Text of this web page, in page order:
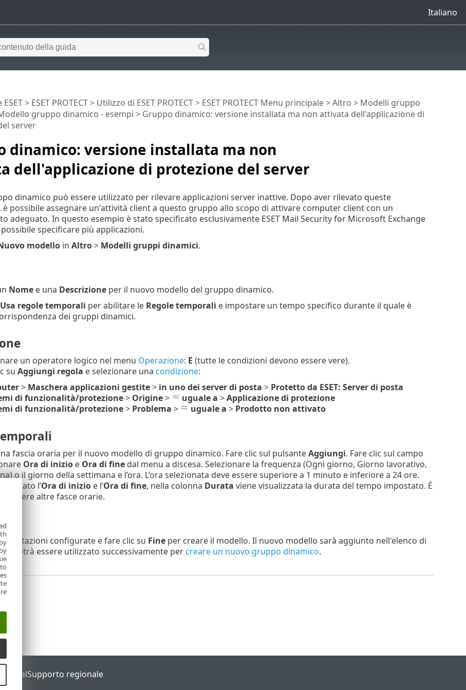
Italiano
dinamico: versione installata ma non
dell'applicazione di protezione del server
> ESET PROTECT> Utilizzo di ESET PROTECT> ESET PROTECT Menu principale>Altro > Modelli gruppo
gruppo dinamico - esempi > Gruppo dinamico: versione installata ma non attivata dell'applicazione di
server
dinamico può essere utilizzato per rilevare applicazioni server inattive. Dopo aver rilevato queste
è possibile assegnare un'attività client a questo gruppo allo scopo di attivare computer client con un
adeguato. In questo esempio è stato specificato esclusivamente ESET Mail Security for Microsoft Exchange
specificare più applicazioni.
modelloin Altro> Modelli gruppi dinamici.
Nomee una Descrizione per il nuovo modello del gruppo dinamico.
Usa regole temporali per abilitare le Regole temporali e impostare un tempo specifico durante il quale è
dei gruppi dinamici.
un operatore logico nel menu Operazione: E (tutte le condizioni devono essere vere).
su Aggiungi regola e selezionare una condizione:
> Maschera applicazioni gestite> in uno dei server di posta > Protetto da ESET: Server di posta
di funzionalità/protezione> Origine> uguale a >Applicazione di protezione
di funzionalità/protezione> Problema > uguale a > Prodotto non attivato
fascia oraria per il nuovo modello di gruppo dinamico. Fare clic sul pulsanteAggiungi. Fare clic sul campo
Ora di inizioe Ora di finedal menu a discesa. Selezionare la frequenza (Ogni giorno, Giorno lavorativo,
o il giorno della settimana e l’ora. L’ora selezionata deve essere superiore a 1 minuto e inferiore a 24 ore.
l’Ora di inizioe l’Ora di fine, nella colonna Durata viene visualizzata la durata del tempo impostato. È
altre fasce orarie.
configurate e fare clic su Fineper creare il modello. Il nuovo modello sarà aggiunto nell'elenco di
e potrà essere utilizzato successivamente percreare un nuovo gruppo dinamico.
PortalSupporto regionale